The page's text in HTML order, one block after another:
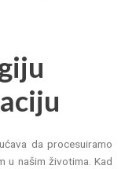
da procesuiramo
u našim životima. Kad